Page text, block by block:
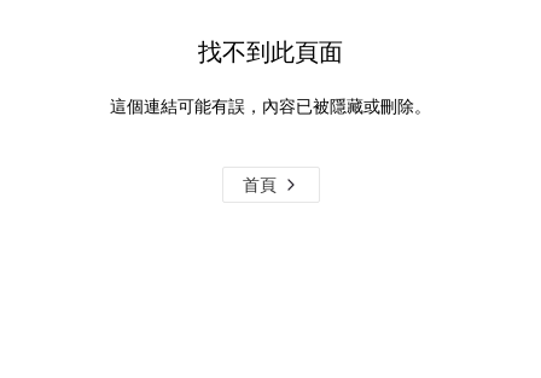
找不到此頁面
這個連結可能有誤，內容已被隱藏或刪除。
首頁